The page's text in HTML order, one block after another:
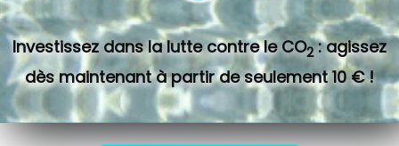
Investissez dans la lutte contre le CO2 : agissez
dès maintenant à partir de seulement 10 € !